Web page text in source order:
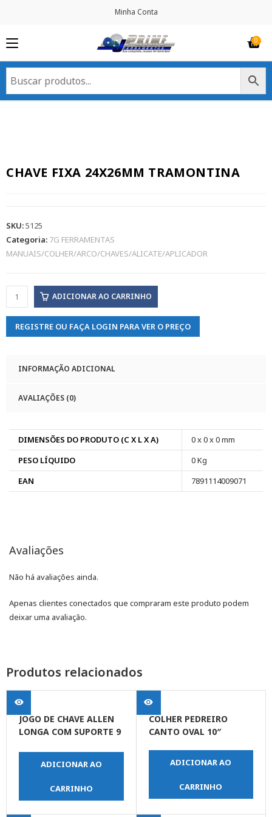
Minha Conta
CHAVE FIXA 24X26MM TRAMONTINA
SKU:5125
Categoria: 7G FERRAMENTAS
MANUAIS/COLHER/ARCO/CHAVES/ALICATE/APLICADOR
ADICIONAR AO CARRINHO
REGISTRE OU FAÇA LOGIN PARA VER O PREÇO
INFORMAÇÃO ADICIONAL
AVALIAÇÕES (0)
DIMENSÕES DO PRODUTO (C X L X A)
0 x 0 x 0 mm
PESO LÍQUIDO
0 Kg
EAN
7891114009071
Avaliações
Não há avaliações ainda.
Apenas clientes conectados que compraram este produto podem
deixar uma avaliação.
Produtos relacionados
JOGO DE CHAVE ALLEN
LONGA COM SUPORTE 9
ADICIONAR AO
CARRINHO
COLHER PEDREIRO
CANTO OVAL 10″
ADICIONAR AO
CARRINHO